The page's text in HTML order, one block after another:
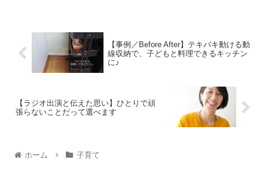
【事例／Before After】テキパキ動ける動
線収納で、子どもと料理できるキッチン
に♪
【ラジオ出演と伝えた思い】ひとりで頑
張らないことだって選べます
ホーム 子育て